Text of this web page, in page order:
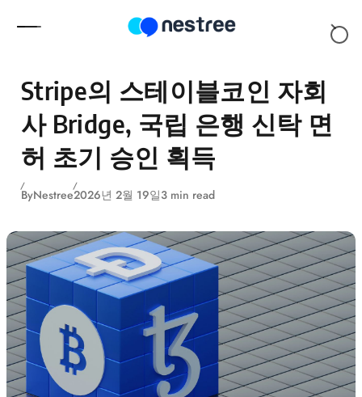
Stripe의 스테이블코인 자회
사 Bridge, 국립 은행 신탁 면
허 초기 승인 획득
ByNestree2026년 2월 19일3 min read